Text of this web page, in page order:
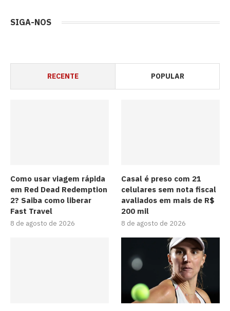
SIGA-NOS
RECENTE POPULAR
Como usar viagem rápida
em Red Dead Redemption
2? Saiba como liberar
Fast Travel
8 de agosto de 2026
Casal é preso com 21
celulares sem nota fiscal
avaliados em mais de R$
200 mil
8 de agosto de 2026